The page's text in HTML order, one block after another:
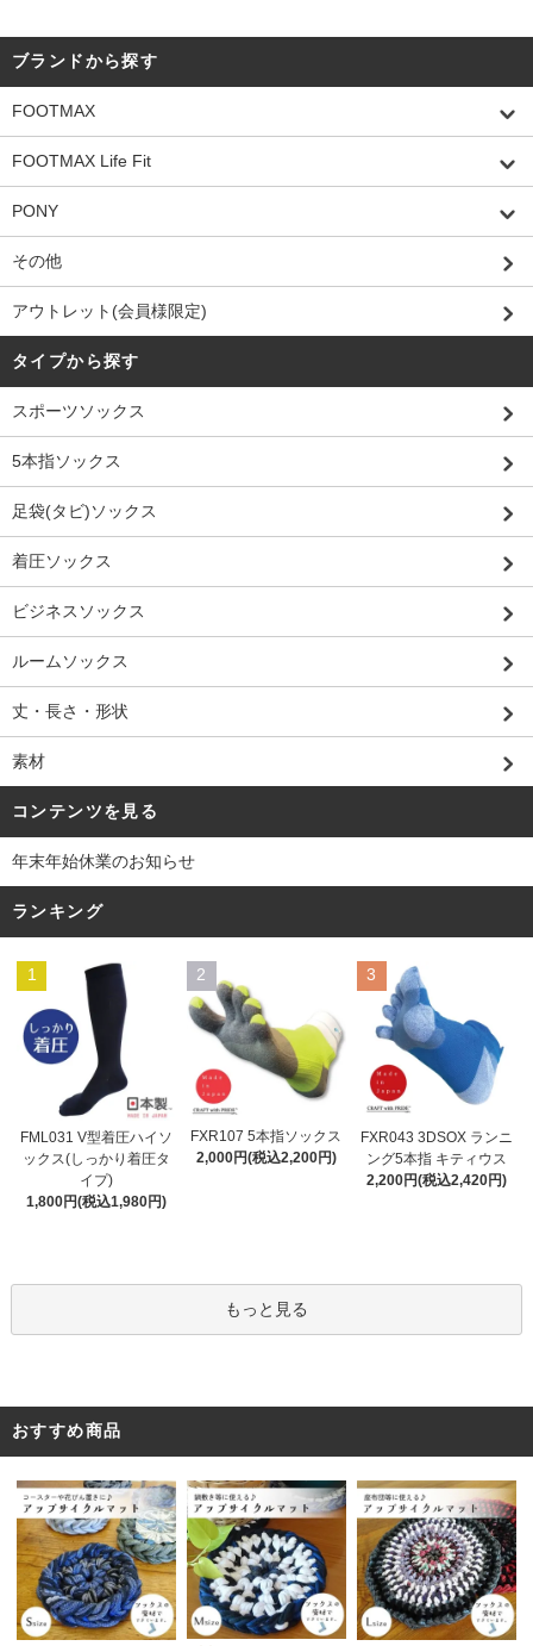
ブランドから探す
FOOTMAX
FOOTMAX Life Fit
PONY
その他
アウトレット(会員様限定)
タイプから探す
スポーツソックス
5本指ソックス
足袋(タビ)ソックス
着圧ソックス
ビジネスソックス
ルームソックス
丈・長さ・形状
素材
コンテンツを見る
年末年始休業のお知らせ
ランキング
1
FML031 V型着圧ハイソ
ックス(しっかり着圧タ
イプ)
1,800円(税込1,980円)
2
FXR107 5本指ソックス
2,000円(税込2,200円)
3
FXR043 3DSOX ランニ
ング5本指 キティウス
2,200円(税込2,420円)
もっと見る
おすすめ商品